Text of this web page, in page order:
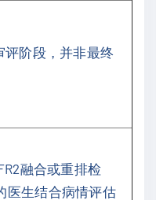
评阶段，并非最终
融合或重排检
医生结合病情评估